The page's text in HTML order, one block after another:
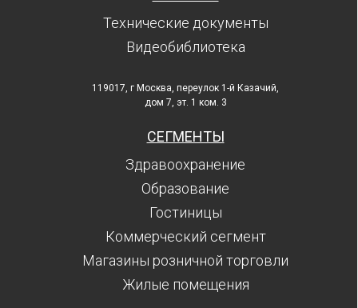
Технические документы
Видеобиблиотека
119017, г Москва, переулок 1-й Казачий,
дом 7, эт. 1 ком. 3
СЕГМЕНТЫ
Здравоохранение
Образование
Гостиницы
Коммерческий сегмент
Магазины розничной торговли
Жилые помещения